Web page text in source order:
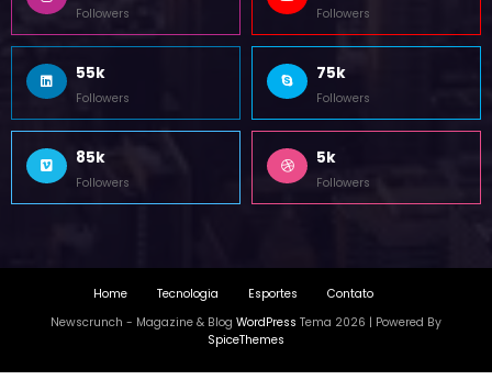
55k
Followers
65k
Followers
55k
Followers
75k
Followers
85k
Followers
5k
Followers
Home Tecnologia Esportes
Contato
Newscrunch - Magazine & BlogWordPress